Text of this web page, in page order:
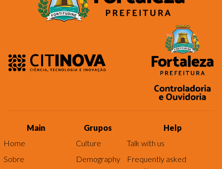
Main
Home
Sobre
Grupos
Culture
Demography
Help
Talk with us
Frequently asked